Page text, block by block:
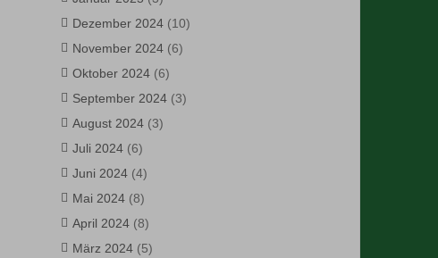
Dezember 2024(10)
November 2024(6)
Oktober 2024(6)
September 2024(3)
August 2024(3)
Juli 2024(6)
Juni 2024(4)
Mai 2024(8)
April 2024(8)
März 2024(5)